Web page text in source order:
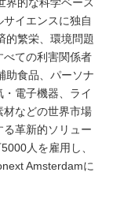
界的な科学ベース
イエンスに独自
的繁栄、環境問題
べての利害関係者
助食品、パーソナ
電子機器、ライ
材などの世界市場
革新的ソリュー
人を雇用し、
Amsterdamに